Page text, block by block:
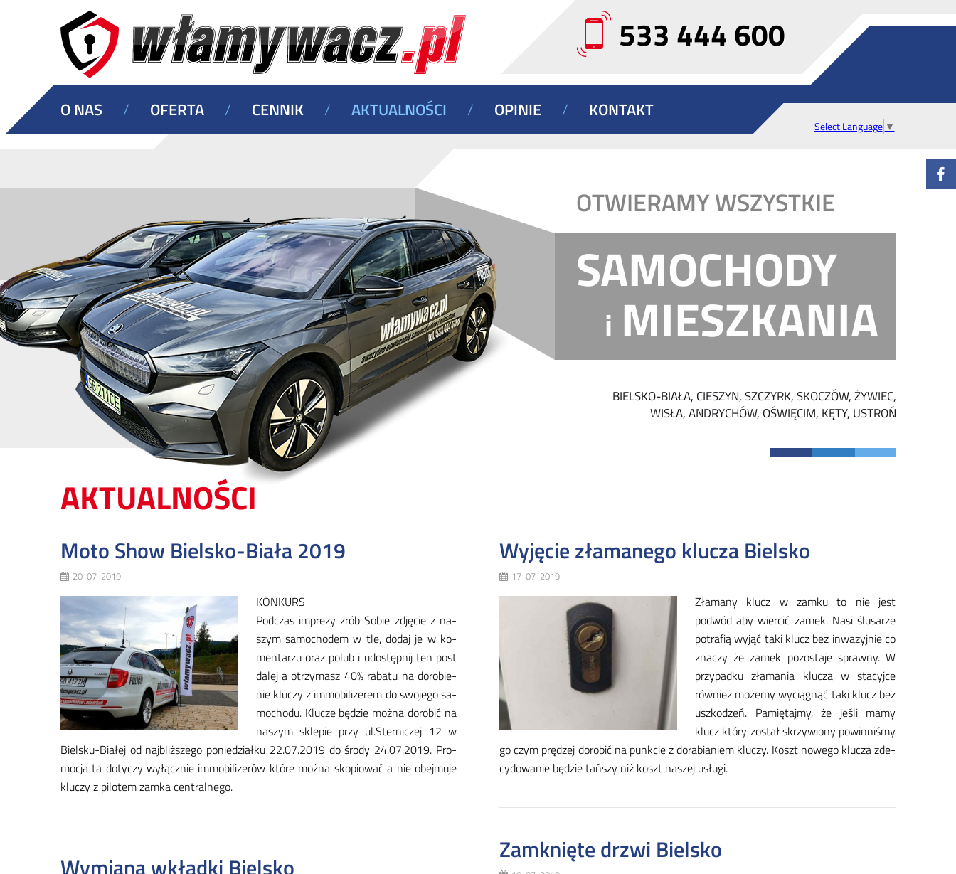
OTWIERAMY WSZYSTKIE
SAMOCHODY
i MIESZKANIA
O NAS / OFERTA / CENNIK / AKTUALNOŚCI / OPINIE / KONTAKT
Select Language ▼
533 444 600
BIELSKO-BIAŁA, CIESZYN, SZCZYRK, SKOCZÓW, ŻYWIEC,
WISŁA, ANDRYCHÓW, OŚWIĘCIM, KĘTY, USTROŃ
AKTUALNOŚCI
Moto Show Bielsko-Biała 2019
20-07-2019
KONKURS
Pod­czas im­pre­zy zrób So­bie zdję­cie z na­
szym sa­mo­cho­dem w tle, do­daj je w ko­
men­ta­rzu oraz po­lub i udo­stęp­nij ten post
da­lej a otrzy­masz 40% ra­ba­tu na do­ro­bie­
nie klu­czy z im­mo­bi­li­ze­rem do swo­je­go sa­
mo­cho­du. Klu­cze bę­dzie moż­na do­ro­bić na
na­szym skle­pie przy ul.Ster­ni­czej 12 w
Biel­sku­-Bia­łej od naj­bliż­sze­go po­nie­dział­ku 22.07.2019 do śro­dy 24.07.2019. Pro­
mo­cja ta do­ty­czy wy­łącz­nie im­mo­bi­li­ze­rów któ­re moż­na sko­pio­wać a nie obej­mu­je
klu­czy z pi­lo­tem zam­ka cen­tral­ne­go.
Wyjęcie złamanego klucza Bielsko
17-07-2019
Zła­ma­ny klucz w zam­ku to nie jest
podwód aby wier­cić za­mek. Na­si ślu­sa­rze
po­tra­fią wy­jąć ta­ki klucz bez in­wa­zyj­nie co
zna­czy że za­mek po­zo­sta­je spraw­ny. W
przy­pad­ku zła­ma­nia klu­cza w sta­cyj­ce
rów­nież mo­że­my wy­cią­gnąć ta­ki klucz bez
uszko­dzeń. Pa­mię­taj­my, że je­śli ma­my
klucz któ­ry zo­stał skrzy­wio­ny po­win­ni­śmy
go czym prę­dzej do­ro­bić na punk­cie z do­ra­bia­niem klu­czy. Koszt no­we­go klu­cza zde­
cy­do­wa­nie bę­dzie tań­szy niż koszt na­szej usłu­gi.
Zamknięte drzwi Bielsko